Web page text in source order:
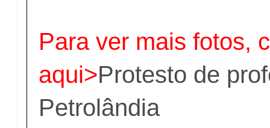
Para ver mais fotos,
aqui>Protesto de
Petrolândia